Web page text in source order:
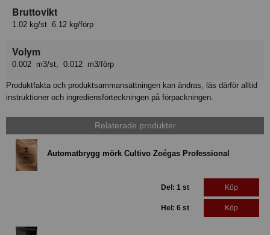
Bruttovikt
1.02 kg/st 6.12 kg/förp
Volym
0.002 m3/st, 0.012 m3/förp
Produktfakta och produktsammansättningen kan ändras, läs därför alltid
instruktioner och ingrediensförteckningen på förpackningen.
Relaterade produkter
Automatbrygg mörk Cultivo Zoégas Professional
Del: 1 st Köp
Hel: 6 st Köp